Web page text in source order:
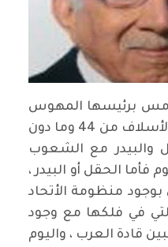
برئيسها المهوس
ترامب الرقم 45 ، ربما كان الأسلاف من 44 وما دون
والبيدر مع الشعوب
فأما الحقل أو البيدر ،
منظومة الأتحاد
في فلكها مع وجود
قادة العرب ، واليوم